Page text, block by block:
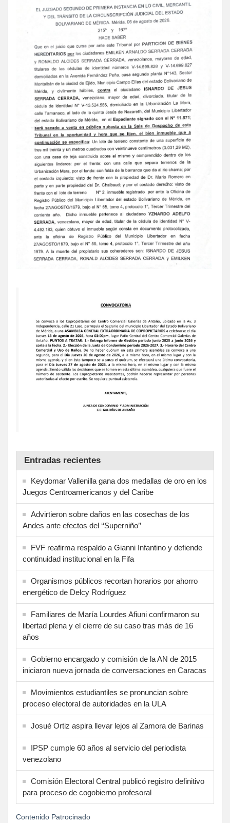
Entradas recientes
Keydomar Vallenilla gana dos medallas de oro en los
Juegos Centroamericanos y del Caribe
Advirtieron sobre daños en las cosechas de los
Andes ante efectos del ‘‘Superniño’’
FVF reafirma respaldo a Gianni Infantino y defiende
continuidad institucional en la Fifa
Organismos públicos recortan horarios por ahorro
energético de Delcy Rodríguez
Familiares de María Lourdes Afiuni confirmaron su
libertad plena y el cierre de su caso tras más de 16
años
Gobierno encargado y comisión de la AN de 2015
iniciaron nueva jornada de conversaciones en Caracas
Movimientos estudiantiles se pronuncian sobre
proceso electoral de autoridades en la ULA
Josué Ortiz aspira llevar lejos al Zamora de Barinas
IPSP cumple 60 años al servicio del periodista
venezolano
Comisión Electoral Central publicó registro definitivo
para proceso de cogobierno profesoral
Contenido Patrocinado